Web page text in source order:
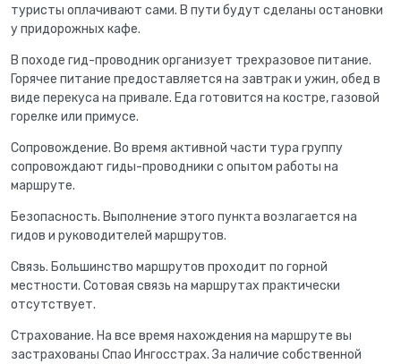
туристы оплачивают сами. В пути будут сделаны остановки
у придорожных кафе.
В походе гид-проводник организует трехразовое питание.
Горячее питание предоставляется на завтрак и ужин,обед в
виде перекуса на привале. Еда готовится на костре, газовой
горелке или примусе.
Сопровождение. Во время активной части тура группу
сопровождают гиды-проводники с опытом работы на
маршруте.
Безопасность. Выполнение этого пункта возлагается на
гидов и руководителей маршрутов.
Связь. Большинство маршрутов проходит по горной
местности. Сотовая связь на маршрутах практически
отсутствует.
Страхование. На все время нахождения на маршруте вы
застрахованы Спао Ингосстрах. За наличие собственной